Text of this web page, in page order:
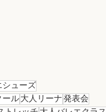
シューズ
ール大人リーナ発表会